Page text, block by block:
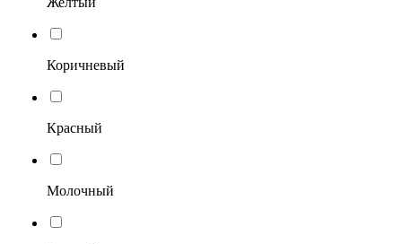
Коричневый
Красный
Молочный